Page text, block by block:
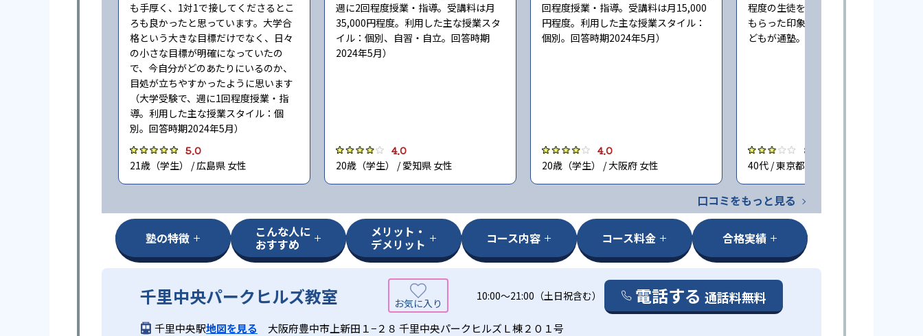
も手厚く、1対1で接してくださるとこ
ろも良かったと思っています。大学合
格という大きな目標だけでなく、日々
の小さな目標が明確になっていたの
で、今自分がどのあたりにいるのか、
目処が立ちやすかったように思います
（大学受験で、週に1回程度授業・指
導。利用した主な授業スタイル：個
別。回答時期2024年5月）
5.0
21歳（学生） / 広島県 女性
週に2回程度授業・指導。受講料は月
35,000円程度。利用した主な授業スタ
イル：個別、自習・自立。回答時期
2024年5月）
4.0
20歳（学生） / 愛知県 女性
回程度授業・指導。受講料は月15,000
円程度。利用した主な授業スタイル：
個別。回答時期2024年5月）
4.0
20歳（学生） / 大阪府 女性
程度の生徒をみており、きちんとみて
もらった印象ではない（小学6年時に子
どもが通塾。回答時期:2023年3月）
3.0
40代 / 東京都 女性
口コミをもっと見る
塾の特徴 こんな人に
おすすめ
メリット・
デメリット コース内容 コース料金 合格実績
千里中央パークヒルズ教室 10:00〜21:00（土日祝含む） 電話する 通話料無料
千里中央駅地図を見る 大阪府豊中市上新田１−２８ 千里中央パークヒルズＬ棟２０１号